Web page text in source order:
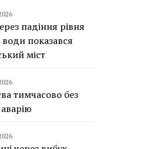
падіння рівня
показався
міст
тимчасово без
аварію